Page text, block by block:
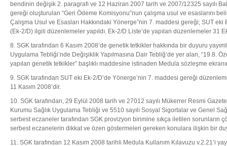
bendinin değişik 2. paragrafı ve 12 Haziran 2007 tarih ve 2007/12325 sayılı
gereği oluşturulan “Geri Ödeme Komisyonu”nun çalışma usul ve esaslarını
Çalışma Usul ve Esasları Hakkındaki Yönerge”nin 7. maddesi gereği; SUT
(Ek-2/D) ilgili düzenlemeler yapıldı. Ek-2/D Liste’de yapılan düzenlemeler 31
8. SGK tarafından 6 Kasım 2008’de genetik tetkikler hakkında bir duyuru
Uygulama Tebliği’nde Değişiklik Yapılmasına Dair Tebliğ’de yer alan, “19.8.
yapılan genetik tetkikler” başlıklı maddesine istinaden Medula sözleşme
9. SGK tarafından SUT eki Ek-2/D’de Yönerge’nin 7. maddesi gereği
11 Kasım 2008’dir.
10. SGK tarafından, 29 Eylül 2008 tarih ve 27012 sayılı Mükerrer Resmi
Kurumu Sağlık Uygulama Tebliği ve 5510 sayılı Sosyal Sigortalar ve Genel
serbest eczaneler tarafından SGK provizyon birimine sıkça iletilen sorunların
serbest eczanelerin dikkat ve özen göstermeleri gereken konulara ilişkin bir
11. SGK tarafından 12 Kasım 2008 tarihli Medula Kullanım Kılavuzu v.2.21’i